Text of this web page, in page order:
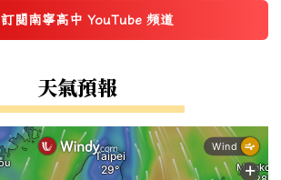
訂閱南寧高中 YouTube 頻道
(另開新視窗)
天氣預報